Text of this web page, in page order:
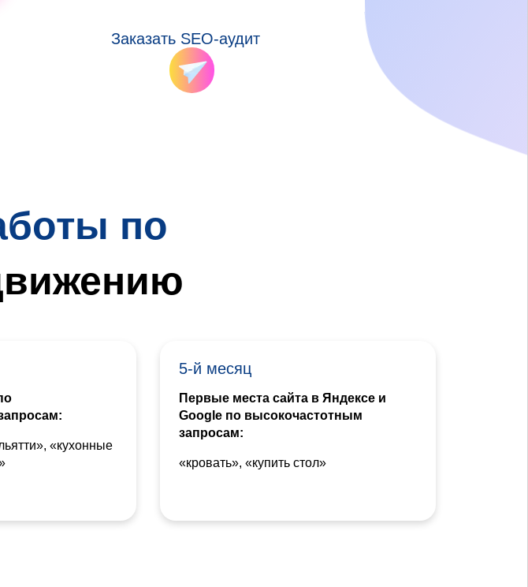
Заказать SEO-аудит
по
«кухонные
5-й месяц
Первые места сайта в Яндексе и
Google по высокочастотным
запросам:
«кровать», «купить стол»